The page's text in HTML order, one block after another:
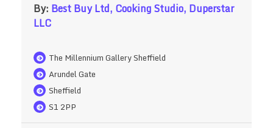
By: Best Buy Ltd, Cooking Studio, Duperstar
LLC
The Millennium Gallery Sheffield
Arundel Gate
Sheffield
S1 2PP